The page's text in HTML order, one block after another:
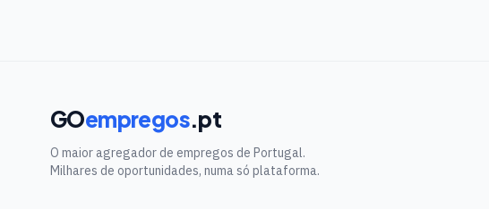
GOempregos.pt
O maior agregador de empregos de Portugal.
Milhares de oportunidades, numa só plataforma.